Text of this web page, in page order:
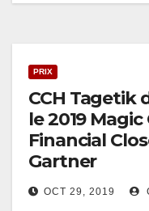
PRIX
CCH Tagetik
le 2019
Financial
Gartner
OCT 29, 2019